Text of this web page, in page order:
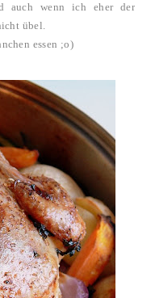
auch wenn ich eher der
übel.
essen ;o)